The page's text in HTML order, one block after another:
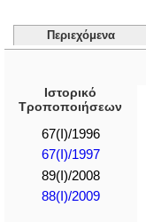
Περιεχόμενα
Ιστορικό
Τροποποιήσεων
67(I)/1996
67(I)/1997
89(I)/2008
88(I)/2009